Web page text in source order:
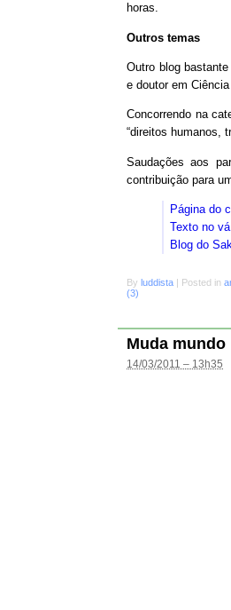
horas.
Outros temas
Outro blog
e doutor em
Concorrendo na
“direitos humanos,
Saudações aos
contribuição para
Página do
Texto no
Blog do
By luddista Posted in
(3)
Muda mundo
14/03/2011 – 13h35